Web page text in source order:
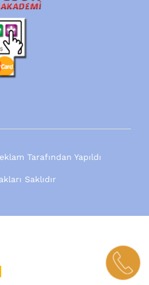
Tarafından Yapıldı
Saklıdır